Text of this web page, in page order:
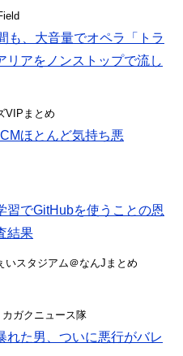
も、大音量でオペラ「トラ
リアをノンストップで流し
VIPまとめ
ほとんど気持ち悪
習でGitHubを使うことの恩
結果
いスタジアム＠なんJまとめ
ガクニュース隊
れた男、ついに悪行がバレ